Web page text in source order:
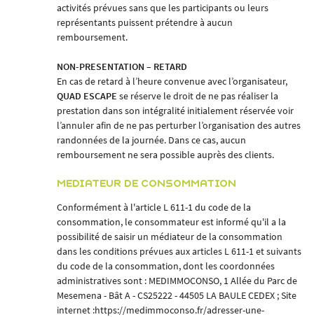
activités prévues sans que les participants ou leurs
représentants puissent prétendre à aucun
remboursement.
NON-PRESENTATION – RETARD
En cas de retard à l’heure convenue avec l’organisateur,
QUAD ESCAPE se réserve le droit de ne pas réaliser la
prestation dans son intégralité initialement réservée voir
l’annuler afin de ne pas perturber l’organisation des autres
randonnées de la journée. Dans ce cas, aucun
remboursement ne sera possible auprès des clients.
MEDIATEUR DE CONSOMMATION
Conformément à l'article L 611-1 du code de la
consommation, le consommateur est informé qu'il a la
possibilité de saisir un médiateur de la consommation
dans les conditions prévues aux articles L 611-1 et suivants
du code de la consommation, dont les coordonnées
administratives sont : MEDIMMOCONSO, 1 Allée du Parc de
Mesemena - Bât A - CS25222 - 44505 LA BAULE CEDEX ; Site
internet :https://medimmoconso.fr/adresser-une-